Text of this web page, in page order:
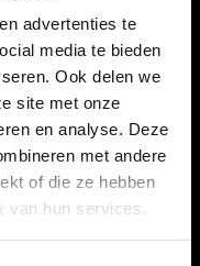
advertenties te
media te bieden
Ook delen we
site met onze
en analyse. Deze
met andere
of die ze hebben
van hun services.